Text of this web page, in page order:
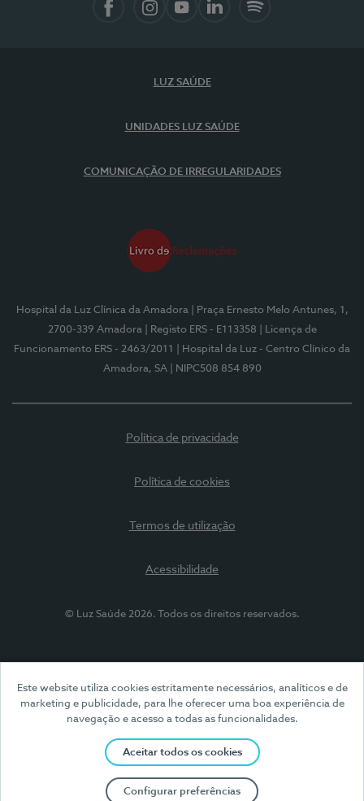
Este website utiliza cookies estritamente necessários, analíticos e de
marketing e publicidade, para lhe oferecer uma boa experiência de
navegação e acesso a todas as funcionalidades.
Aceitar todos os cookies
Configurar preferências
LUZ SAÚDE
UNIDADES LUZ SAÚDE
COMUNICAÇÃO DE IRREGULARIDADES
Hospital da Luz Clínica da Amadora
| Praça Ernesto Melo Antunes, 1,
2700-339 Amadora
| Registo ERS - E113358
| Licença de
Funcionamento ERS - 2463/2011
| Hospital da Luz - Centro Clínico da
Amadora, SA
| NIPC508 854 890
Política de privacidade
Política de cookies
Termos de utilização
Acessibilidade
© Luz Saúde 2026. Todos os direitos reservados.